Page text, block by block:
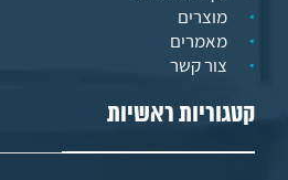
מוצרים
מאמרים
צור קשר
קטגוריות ראשיות